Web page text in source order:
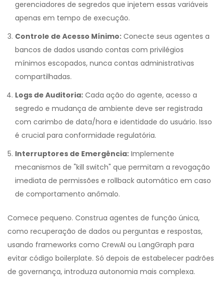
gerenciadores de segredos que injetem essas variáveis
apenas em tempo de execução.
Controle de Acesso Mínimo: Conecte seus agentes a
bancos de dados usando contas com privilégios
mínimos escopados, nunca contas administrativas
compartilhadas.
Logs de Auditoria: Cada ação do agente, acesso a
segredo e mudança de ambiente deve ser registrada
com carimbo de data/hora e identidade do usuário. Isso
é crucial para conformidade regulatória.
Interruptores de Emergência: Implemente
mecanismos de "kill switch" que permitam a revogação
imediata de permissões e rollback automático em caso
de comportamento anômalo.
Comece pequeno. Construa agentes de função única,
como recuperação de dados ou perguntas e respostas,
usando frameworks como CrewAI ou LangGraph para
evitar código boilerplate. Só depois de estabelecer padrões
de governança, introduza autonomia mais complexa.